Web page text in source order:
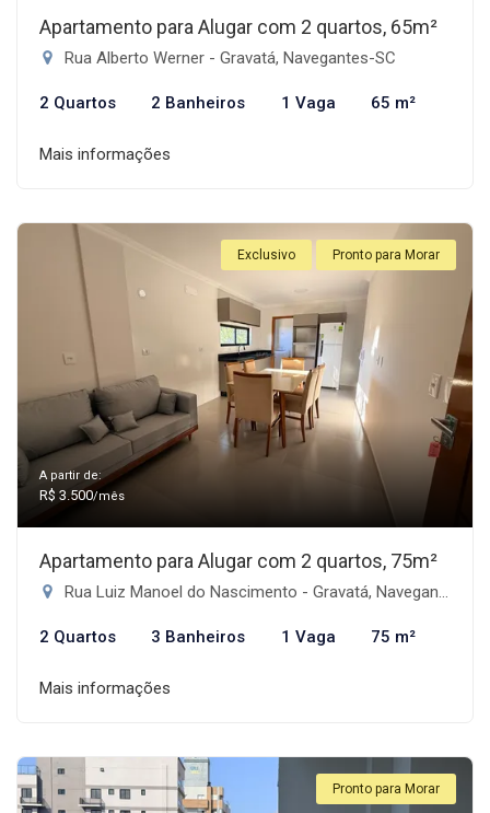
Apartamento para Alugar com 2 quartos, 65m²
Rua Alberto Werner - Gravatá, Navegantes-SC
2 Quartos 2 Banheiros 1 Vaga 65 m²
Mais informações
Exclusivo Pronto para Morar
A partir de:
R$ 3.500/mês
Apartamento para Alugar com 2 quartos, 75m²
Rua Luiz Manoel do Nascimento - Gravatá, Navegantes-SC
2 Quartos 3 Banheiros 1 Vaga 75 m²
Mais informações
Pronto para Morar